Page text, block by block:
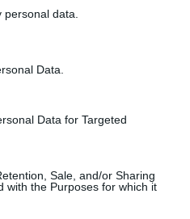
data.
Data.
Data for Targeted
Sale, and/or Sharing
with the Purposes for which it